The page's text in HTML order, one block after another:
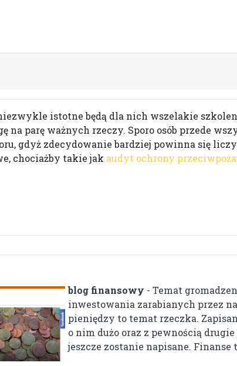
istotne będą dla nich wszelakie
parę ważnych rzeczy. Sporo osób przede
gdyż zdecydowanie bardziej powinna się
chociażby takie jak audyt ochrony
blog finansowy - Temat
inwestowania zarabianych przez
pieniędzy to temat rzeczka.
o nim dużo oraz z pewnością
jeszcze zostanie napisane. Finanse